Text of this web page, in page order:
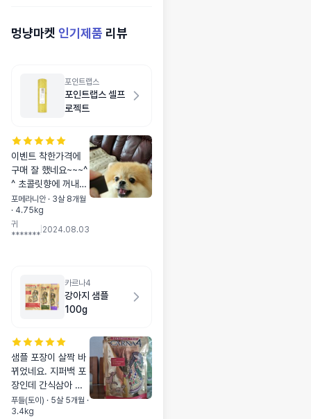
멍냥마켓 인기제품 리뷰
포인트랩스
포인트랩스 셀프
로젝트
이벤트 착한가격에
구매 잘 했네요~~~^
^ 초콜릿향에 꺼내든
순간 공중부양 뛰고
난리난리~~~빨리 달
라고~~~ 갈수록 기
포메라니안 · 3살 8개월
· 4.75kg
귀
*******
2024.08.03
카르나4
강아지 샘플
100g
샘플 포장이 살짝 바
뀌었네요. 지퍼백 포
장인데 간식삼아 급
여하는 입장에서 매
우 훌륭하다고 생각
푸들(토이) · 5살 5개월 ·
3.4kg